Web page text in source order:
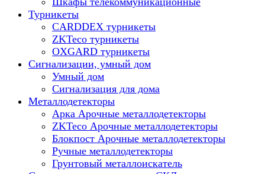
Турникеты
CARDDEX турникеты
ZKTeco турникеты
OXGARD турникеты
Сигнализации, умный дом
Умный дом
Сигнализация для дома
Металлодетекторы
Арка Арочные металлодетекторы
ZKTeco Арочные металлодетекторы
Блокпост Арочные металлодетекторы
Ручные металлодетекторы
Грунтовый металлоискатель